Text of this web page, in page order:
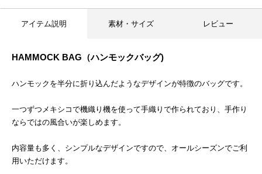
アイテム説明 素材・サイズ レビュー
HAMMOCK BAG（ハンモックバッグ)
ハンモックを半分に折り込んだようなデザインが特徴のバッグです。
一つずつメキシコで機織り機を使って手織りで作られており、手作り
ならではの風合いが楽しめます。
内容量も多く、シンプルなデザインですので、オールシーズンでご利
用いただけます。